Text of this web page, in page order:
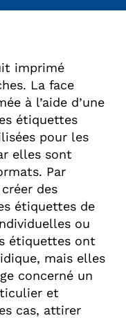
imprimé
La face
à l’aide d’une
étiquettes
pour les
elles sont
Par
des
étiquettes de
ou
étiquettes ont
mais elles
concerné un
et
cas, attirer